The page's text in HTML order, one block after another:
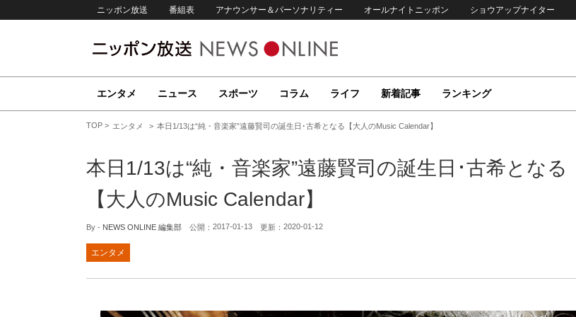
ニッポン放送 番組表 アナウンサー＆パーソナリティー オールナイトニッポン ショウアップナイター
エンタメ ニュース スポーツ コラム ライフ 新着記事 ランキング
TOP エンタメ 本日1/13は“純・音楽家”遠藤賢司の誕生日･古希となる【大人のMusic Calendar】
本日1/13は“純・音楽家”遠藤賢司の誕生日･古希となる
【大人のMusic Calendar】
By - NEWS ONLINE 編集部 公開： 2017-01-13 更新： 2020-01-12
エンタメ